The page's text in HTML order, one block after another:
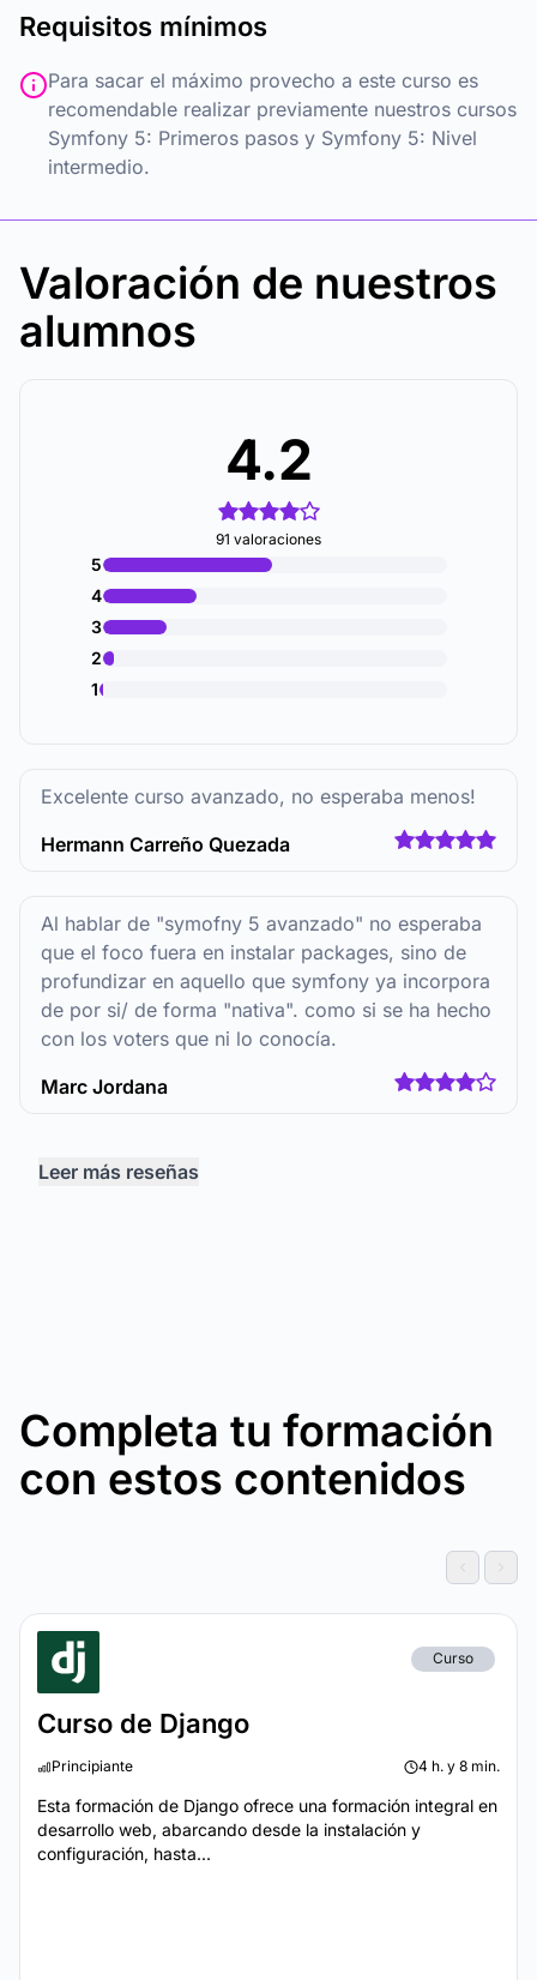
Requisitos mínimos
Para sacar el máximo provecho a este curso es
recomendable realizar previamente nuestros cursos
Symfony 5: Primeros pasos y Symfony 5: Nivel
intermedio.
Valoración de nuestros
alumnos
4.2
91 valoraciones
5
4
3
2
1
Excelente curso avanzado, no esperaba menos!
Hermann Carreño Quezada
Al hablar de "symofny 5 avanzado" no esperaba
que el foco fuera en instalar packages, sino de
profundizar en aquello que symfony ya incorpora
de por si/ de forma "nativa". como si se ha hecho
con los voters que ni lo conocía.
Marc Jordana
Leer más reseñas
Completa tu formación
con estos contenidos
Curso
Curso de Django
Principiante 4 h. y 8 min.
Esta formación de Django ofrece una formación integral en
desarrollo web, abarcando desde la instalación y
configuración, hasta...